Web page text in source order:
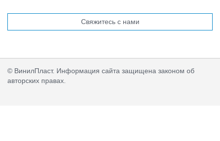
Свяжитесь с нами
© ВинилПласт. Информация сайта защищена законом об
авторских правах.